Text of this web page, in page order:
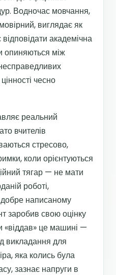
Водночас мовчання,
виглядає як
академічна
опиняються між
чесно
реальний
вчителів
стресово,
коли орієнтуються
тягар — не мати
роботі,
написаному
заробив свою оцінку
«віддав» це машині —
викладання для
яка колись була
зазнає напруги в